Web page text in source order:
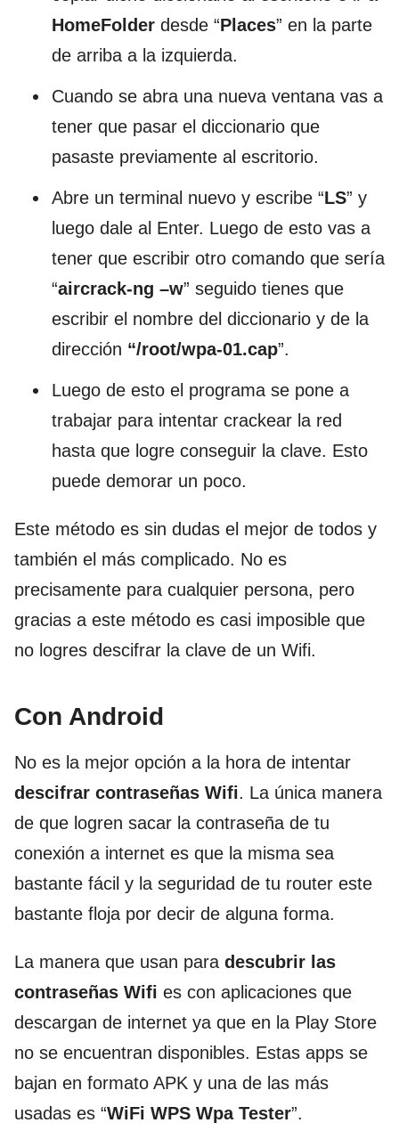
HomeFolder desde “Places” en la parte
de arriba a la izquierda.
Cuando se abra una nueva ventana vas a
tener que pasar el diccionario que
pasaste previamente al escritorio.
Abre un terminal nuevo y escribe “LS” y
luego dale al Enter. Luego de esto vas a
tener que escribir otro comando que sería
“aircrack-ng –w” seguido tienes que
escribir el nombre del diccionario y de la
dirección “/root/wpa-01.cap”.
Luego de esto el programa se pone a
trabajar para intentar crackear la red
hasta que logre conseguir la clave. Esto
puede demorar un poco.
Este método es sin dudas el mejor de todos y
también el más complicado. No es
precisamente para cualquier persona, pero
gracias a este método es casi imposible que
no logres descifrar la clave de un Wifi.
Con Android
No es la mejor opción a la hora de intentar
descifrar contraseñas Wifi. La única manera
de que logren sacar la contraseña de tu
conexión a internet es que la misma sea
bastante fácil y la seguridad de tu router este
bastante floja por decir de alguna forma.
La manera que usan para descubrir las
contraseñas Wifi es con aplicaciones que
descargan de internet ya que en la Play Store
no se encuentran disponibles. Estas apps se
bajan en formato APK y una de las más
usadas es “WiFi WPS Wpa Tester”.